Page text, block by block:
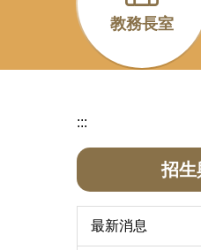
教務長室
:::
招生
最新消息